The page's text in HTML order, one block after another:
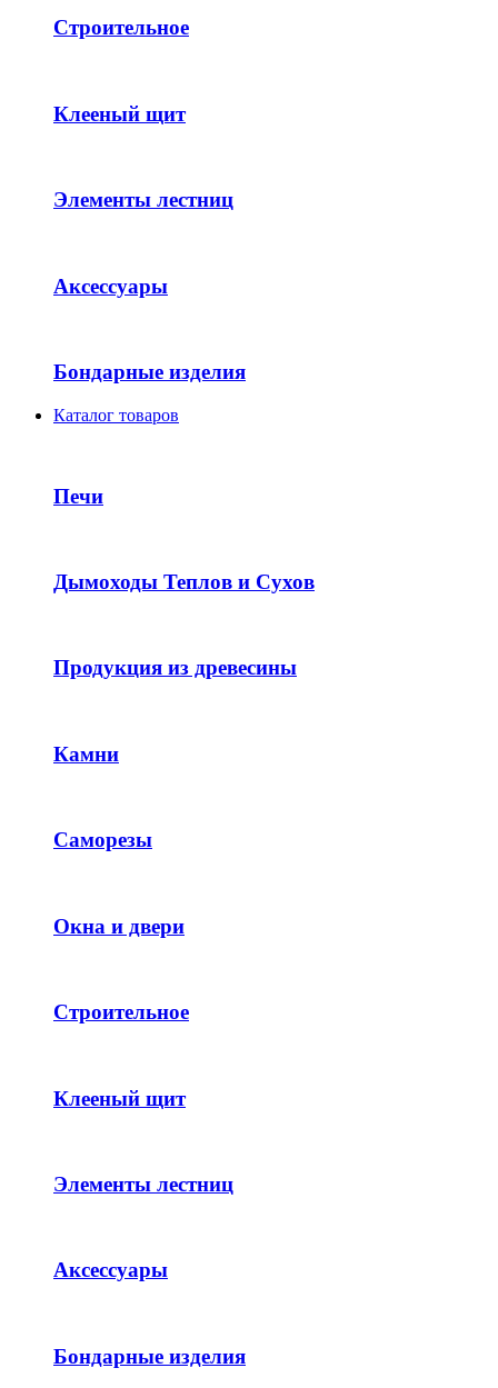
Строительное
Клееный щит
Элементы лестниц
Аксессуары
Бондарные изделия
Каталог товаров
Печи
Дымоходы Теплов и Сухов
Продукция из древесины
Камни
Саморезы
Окна и двери
Строительное
Клееный щит
Элементы лестниц
Аксессуары
Бондарные изделия